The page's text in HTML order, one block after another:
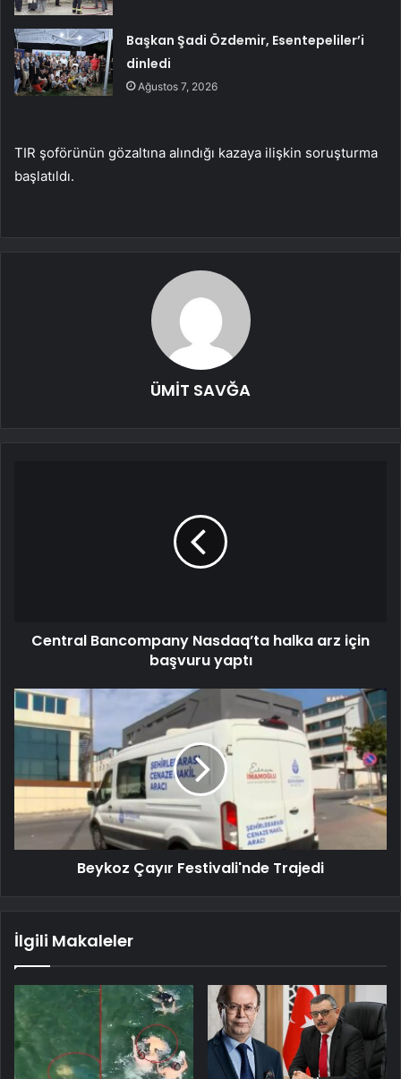
Başkan Şadi Özdemir, Esentepeliler’i
dinledi
Ağustos 7, 2026
TIR şoförünün gözaltına alındığı kazaya ilişkin soruşturma
başlatıldı.
ÜMİT SAVĞA
Central Bancompany Nasdaq’ta halka arz için
başvuru yaptı
Beykoz Çayır Festivali'nde Trajedi
İlgili Makaleler